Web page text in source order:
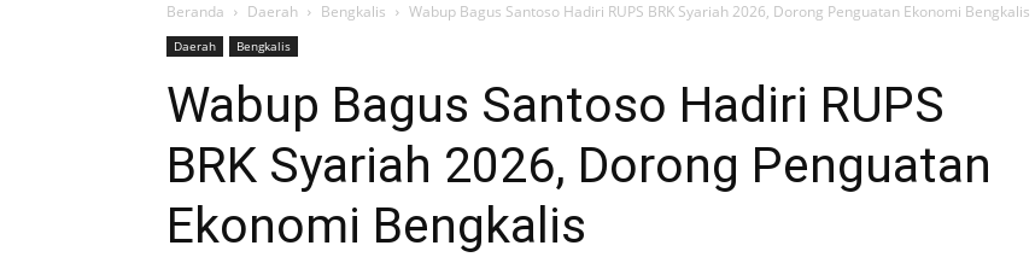
Beranda Daerah Bengkalis Wabup Bagus Santoso Hadiri RUPS BRK Syariah 2026, Dorong Penguatan Ekonomi Bengkalis
Daerah Bengkalis
Wabup Bagus Santoso Hadiri RUPS
BRK Syariah 2026, Dorong Penguatan
Ekonomi Bengkalis